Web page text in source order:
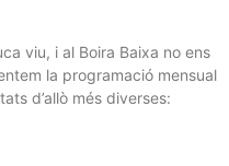
viu, i al Boira Baixa no ens
la programació mensual
d’allò més diverses: